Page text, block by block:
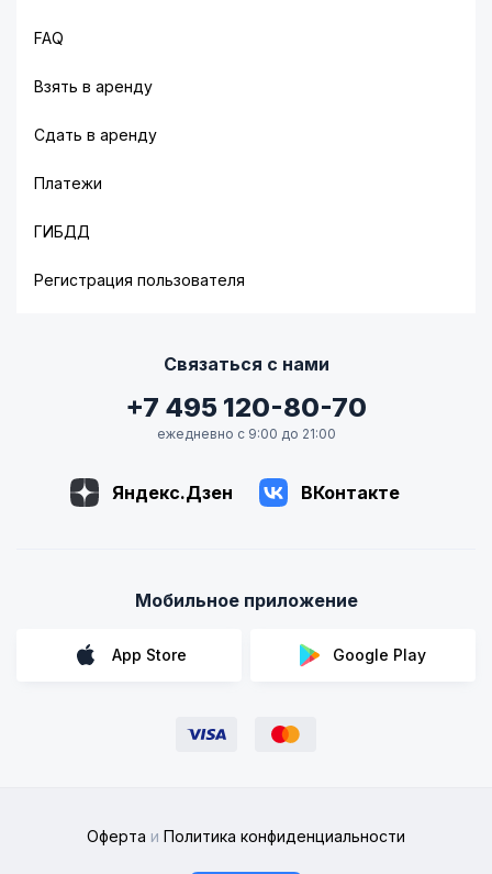
FAQ
Взять в аренду
Сдать в аренду
Платежи
ГИБДД
Регистрация пользователя
Связаться с нами
+7 495 120-80-70
ежедневно с 9:00 до 21:00
Яндекс.Дзен ВКонтакте
Мобильное приложение
App Store Google Play
Оферта и Политика конфиденциальности